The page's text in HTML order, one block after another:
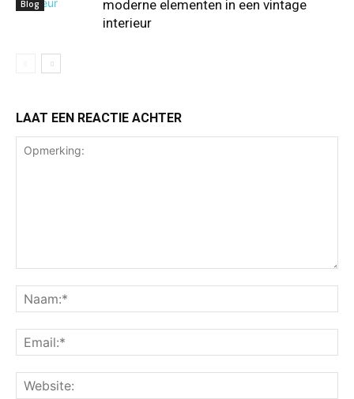
Blog
moderne elementen in een vintage
interieur
LAAT EEN REACTIE ACHTER